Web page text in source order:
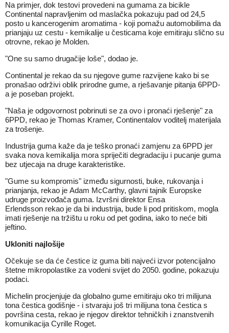
Na primjer, dok testovi provedeni na gumama za bicikle
Continental napravljenim od maslačka pokazuju pad od 24,5
posto u kancerogenim aromatima - koji pomažu automobilima da
prianjaju uz cestu - kemikalije u česticama koje emitiraju slično su
otrovne, rekao je Molden.
"One su samo drugačije loše", dodao je.
Continental je rekao da su njegove gume razvijene kako bi se
pronašao održivi oblik prirodne gume, a rješavanje pitanja 6PPD-
a je poseban projekt.
"Naša je odgovornost pobrinuti se za ovo i pronaći rješenje" za
6PPD, rekao je Thomas Kramer, Continentalov voditelj materijala
za trošenje.
Industrija guma kaže da je teško pronaći zamjenu za 6PPD jer
svaka nova kemikalija mora spriječiti degradaciju i pucanje guma
bez utjecaja na druge karakteristike.
"Gume su kompromis" između sigurnosti, buke, rukovanja i
prianjanja, rekao je Adam McCarthy, glavni tajnik Europske
udruge proizvođača guma. Izvršni direktor Ensa
Erlendsson rekao je da bi industrija, bude li pod pritiskom, mogla
imati rješenje na tržištu u roku od pet godina, iako to neće biti
jeftino.
Ukloniti najlošije
Očekuje se da će čestice iz guma biti najveći izvor potencijalno
štetne mikropolastike za vodeni svijet do 2050. godine, pokazuju
podaci.
Michelin procjenjuje da globalno gume emitiraju oko tri milijuna
tona čestica godišnje - i stvaraju još tri milijuna tona čestica s
površina cesta, rekao je njegov direktor tehničkih i znanstvenih
komunikacija Cyrille Roget.